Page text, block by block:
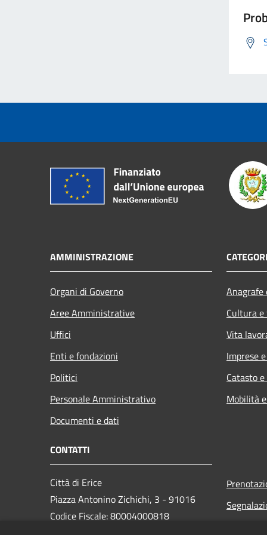
AMMINISTRAZIONE
Organi di Governo
Aree Amministrative
Uffici
Enti e fondazioni
Politici
Personale Amministrativo
Documenti e dati
Cultura
Vita
Imprese
Catasto
Mobilità
CONTATTI
Città di Erice
Piazza Antonino Zichichi, 3 - 91016
Codice Fiscale: 80004000818